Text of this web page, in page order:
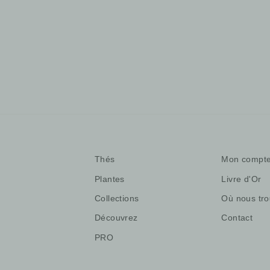
Thés
Plantes
Collections
Découvrez
PRO
Mon compte
Livre d'Or
Où nous
Contact